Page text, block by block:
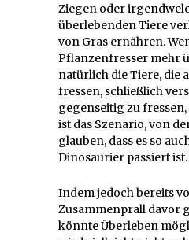
Ziegen oder
überlebenden Tiere
von Gras ernähren.
Pflanzenfresser mehr
natürlich die Tiere, die
fressen, schließlich
gegenseitig zu
ist das Szenario, von
glauben, dass es so
Dinosaurier passiert ist.
Indem jedoch bereits
Zusammenprall davor
könnte Überleben